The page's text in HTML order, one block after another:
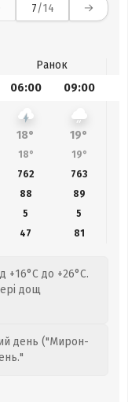
7/14
Ранок
06:00 09:00
18° 19°
18° 19°
762 763
88 89
5
5
47 81
+16°C до +26°C.
дощ
день ("Мирон-